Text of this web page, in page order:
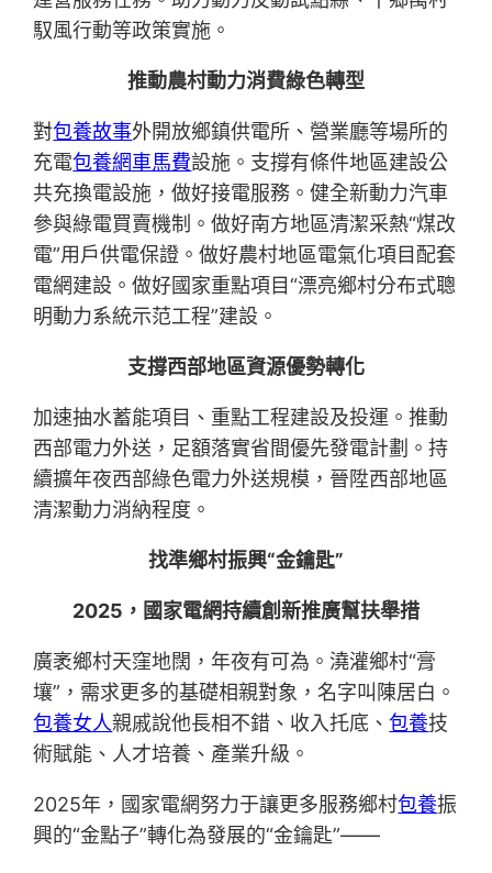
馭風行動等政策實施。
推動農村動力消費綠色轉型
對包養故事外開放鄉鎮供電所、營業廳等場所的
充電包養網車馬費設施。支撐有條件地區建設公
共充換電設施，做好接電服務。健全新動力汽車
參與綠電買賣機制。做好南方地區清潔采熱“煤改
電”用戶供電保證。做好農村地區電氣化項目配套
電網建設。做好國家重點項目“漂亮鄉村分布式聰
明動力系統示范工程”建設。
支撐西部地區資源優勢轉化
加速抽水蓄能項目、重點工程建設及投運。推動
西部電力外送，足額落實省間優先發電計劃。持
續擴年夜西部綠色電力外送規模，晉陞西部地區
清潔動力消納程度。
找準鄉村振興“金鑰匙”
2025，國家電網持續創新推廣幫扶舉措
廣袤鄉村天窪地闊，年夜有可為。澆灌鄉村“膏
壤”，需求更多的基礎相親對象，名字叫陳居白。
包養女人親戚說他長相不錯、收入托底、包養技
術賦能、人才培養、產業升級。
2025年，國家電網努力于讓更多服務鄉村包養振
興的“金點子”轉化為發展的“金鑰匙”——